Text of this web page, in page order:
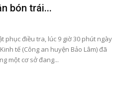
bón trái...
phục điều tra, lúc 9 giờ 30 phút ngày
tế (Công an huyện Bảo Lâm) đã
một cơ sở đang...